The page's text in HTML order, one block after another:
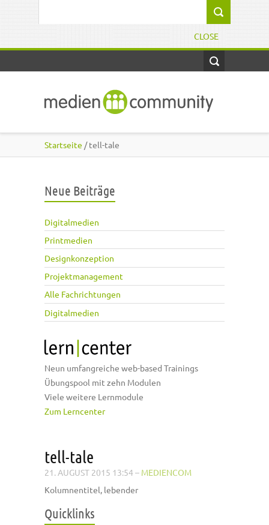
CLOSE
Startseite / tell-tale
Neue Beiträge
Digitalmedien
Printmedien
Designkonzeption
Projektmanagement
Alle Fachrichtungen
Digitalmedien
Neun umfangreiche web-based Trainings
Übungspool mit zehn Modulen
Viele weitere Lernmodule
Zum Lerncenter
tell-tale
21. AUGUST 2015 13:54 – MEDIENCOM
Kolumnentitel, lebender
Quicklinks